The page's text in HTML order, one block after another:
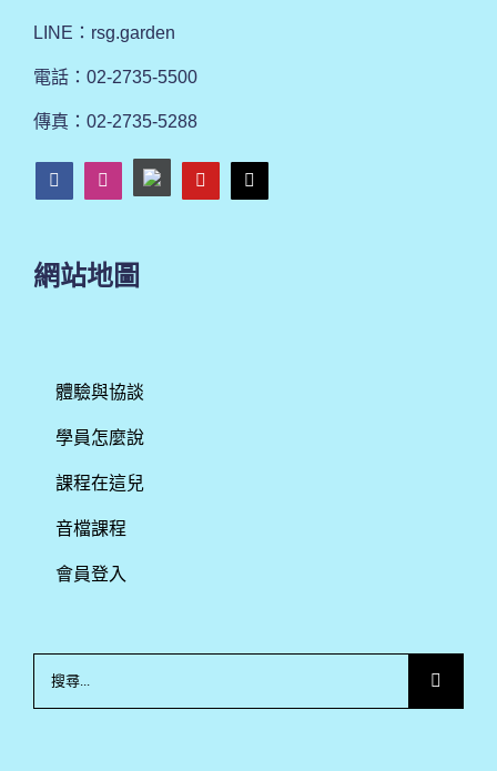
LINE：rsg.garden
電話：02-2735-5500
傳真：02-2735-5288
網站地圖
體驗與協談
學員怎麼說
課程在這兒
音檔課程
會員登入